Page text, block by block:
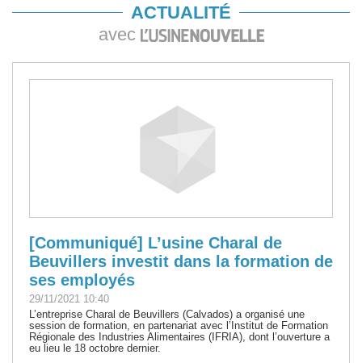
ACTUALITÉ
avec
[Communiqué] L’usine Charal de
Beuvillers investit dans la formation de
ses employés
29/11/2021 10:40
L’entreprise Charal de Beuvillers (Calvados) a organisé une
session de formation, en partenariat avec l’Institut de Formation
Régionale des Industries Alimentaires (IFRIA), dont l’ouverture a
eu lieu le 18 octobre dernier.